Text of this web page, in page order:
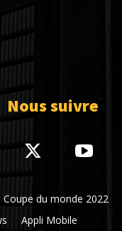
Nous suivre
Coupe du monde 2022
Appli Mobile